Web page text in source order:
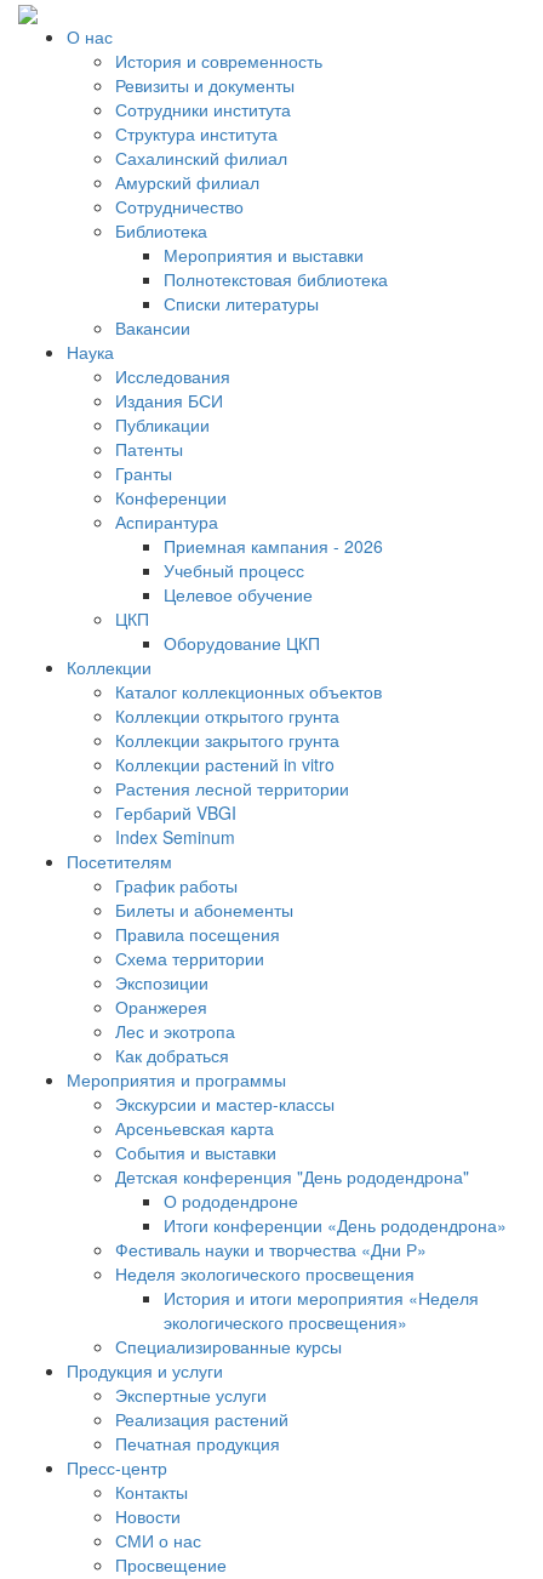
О нас
История и современность
Ревизиты и документы
Сотрудники института
Структура института
Сахалинский филиал
Амурский филиал
Сотрудничество
Библиотека
Мероприятия и выставки
Полнотекстовая библиотека
Списки литературы
Вакансии
Наука
Исследования
Издания БСИ
Публикации
Патенты
Гранты
Конференции
Аспирантура
Приемная кампания - 2026
Учебный процесс
Целевое обучение
ЦКП
Оборудование ЦКП
Коллекции
Каталог коллекционных объектов
Коллекции открытого грунта
Коллекции закрытого грунта
Коллекции растений in vitro
Растения лесной территории
Гербарий VBGI
Index Seminum
Посетителям
График работы
Билеты и абонементы
Правила посещения
Схема территории
Экспозиции
Оранжерея
Лес и экотропа
Как добраться
Мероприятия и программы
Экскурсии и мастер-классы
Арсеньевская карта
События и выставки
Детская конференция "День рододендрона"
О рододендроне
Итоги конференции «День рододендрона»
Фестиваль науки и творчества «Дни Р»
Неделя экологического просвещения
История и итоги мероприятия «Неделя
экологического просвещения»
Специализированные курсы
Продукция и услуги
Экспертные услуги
Реализация растений
Печатная продукция
Пресс-центр
Контакты
Новости
СМИ о нас
Просвещение